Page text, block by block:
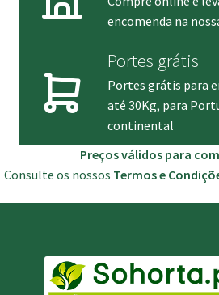
encomenda na
Portes grátis
Portes grátis para
até 30Kg, para
continental
Preços válidos para
Consulte os nossos Termos e